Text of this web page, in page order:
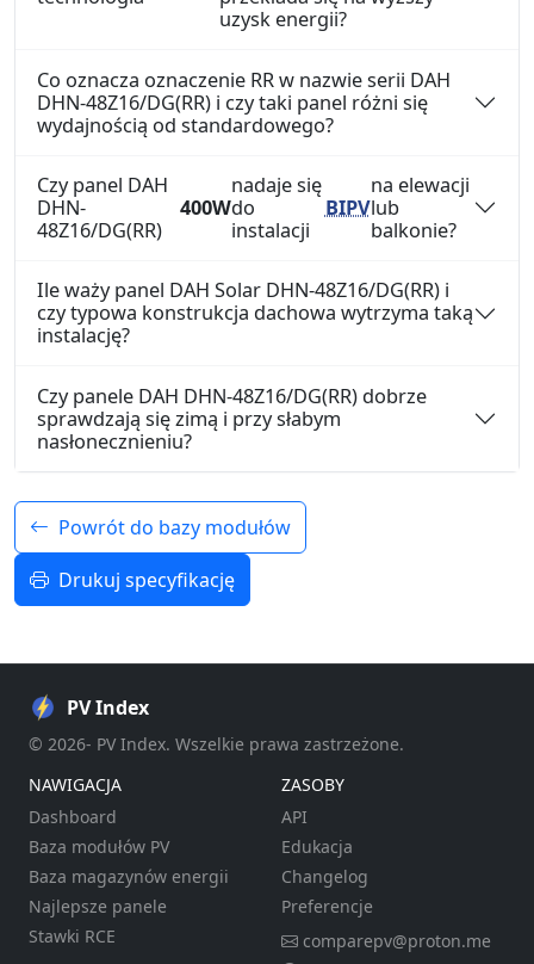
uzysk energii?
Co oznacza oznaczenie RR w nazwie serii DAH
DHN-48Z16/DG(RR) i czy taki panel różni się
wydajnością od standardowego?
Czy panel DAH
DHN-
48Z16/DG(RR)
400W
nadaje się
do
instalacji
BIPV
na elewacji
lub
balkonie?
Ile waży panel DAH Solar DHN-48Z16/DG(RR) i
czy typowa konstrukcja dachowa wytrzyma taką
instalację?
Czy panele DAH DHN-48Z16/DG(RR) dobrze
sprawdzają się zimą i przy słabym
nasłonecznieniu?
Powrót do bazy modułów
Drukuj specyfikację
PV Index
© 2026- PV Index. Wszelkie prawa zastrzeżone.
NAWIGACJA
Dashboard
Baza modułów PV
Baza magazynów energii
Najlepsze panele
Stawki RCE
ZASOBY
API
Edukacja
Changelog
Preferencje
comparepv@proton.me